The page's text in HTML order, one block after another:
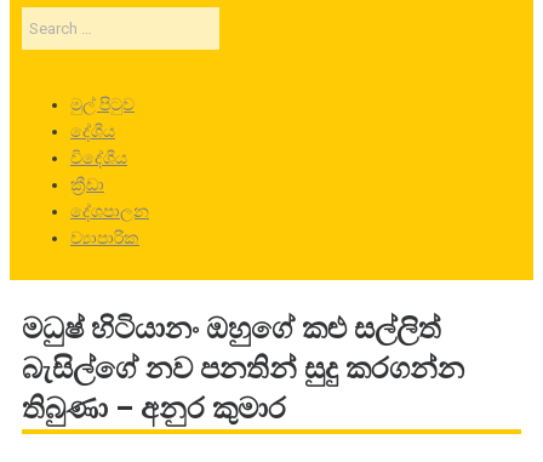
Search
…
මුල් පිටුව
දේශීය
විදේශීය
ක්‍රීඩා
දේශපාලන
ව්‍යාපාරික
මධුෂ් හිටියානං ඔහුගේ කළු සල්ලිත්
බැසිල්ගේ නව පනතින් සුදු කරගන්න
තිබුණා – අනුර කුමාර